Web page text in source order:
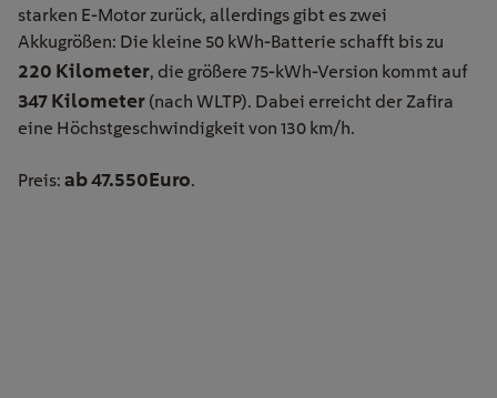
starken E-Motor zurück, allerdings gibt es zwei
Akkugrößen: Die kleine 50 kWh-Batterie schafft bis zu
220 Kilometer, die größere 75-kWh-Version kommt auf
347 Kilometer (nach WLTP). Dabei erreicht der Zafira
eine Höchstgeschwindigkeit von 130 km/h.
Preis: ab 47.550Euro.